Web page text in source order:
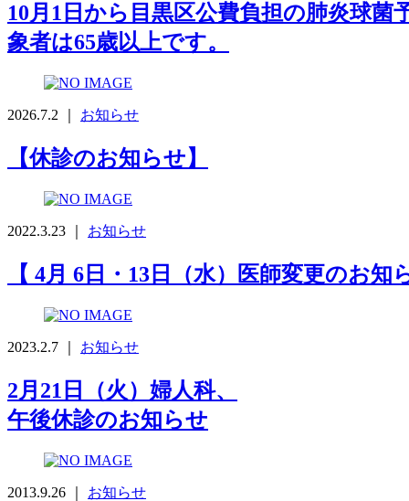
10月1日から目黒区公費負担の肺炎球
象者は65歳以上です。
2026.7.2 ｜ お知らせ
【休診のお知らせ】
2022.3.23 ｜ お知らせ
【 4月 6日・13日（水）医師変更のお知
2023.2.7 ｜ お知らせ
2月21日（火）婦人科、
午後休診のお知らせ
2013.9.26 ｜ お知らせ